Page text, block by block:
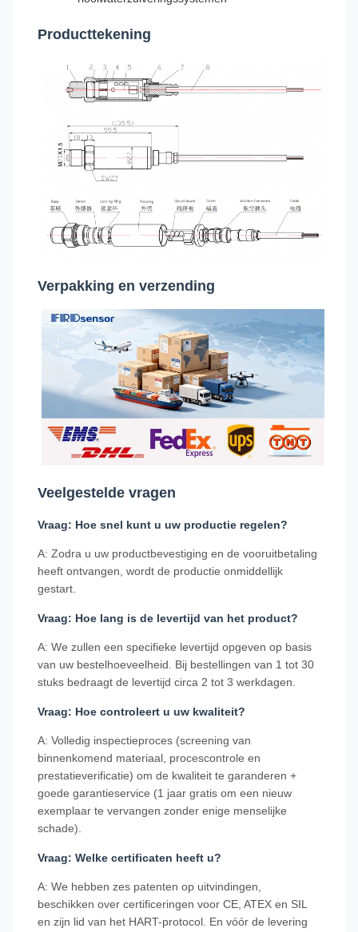
Producttekening
Verpakking en verzending
Veelgestelde vragen
Vraag: Hoe snel kunt u uw productie regelen?
A: Zodra u uw productbevestiging en de vooruitbetaling
heeft ontvangen, wordt de productie onmiddellijk
gestart.
Vraag: Hoe lang is de levertijd van het product?
A: We zullen een specifieke levertijd opgeven op basis
van uw bestelhoeveelheid. Bij bestellingen van 1 tot 30
stuks bedraagt ​​de levertijd circa 2 tot 3 werkdagen.
Vraag: Hoe controleert u uw kwaliteit?
A: Volledig inspectieproces (screening van
binnenkomend materiaal, procescontrole en
prestatieverificatie) om de kwaliteit te garanderen +
goede garantieservice (1 jaar gratis om een ​​nieuw
exemplaar te vervangen zonder enige menselijke
schade).
Vraag: Welke certificaten heeft u?
A: We hebben zes patenten op uitvindingen,
beschikken over certificeringen voor CE, ATEX en SIL
en zijn lid van het HART-protocol. En vóór de levering